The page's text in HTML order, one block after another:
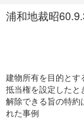
浦和地裁昭
建物所有を目的とす
抵当権を設定したと
解除できる旨の特約
れた事例